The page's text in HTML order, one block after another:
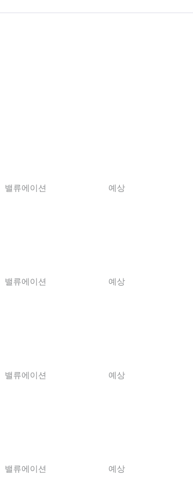
밸류에이션 예상
밸류에이션 예상
밸류에이션 예상
밸류에이션 예상